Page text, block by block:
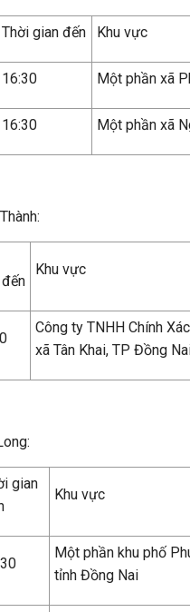
Thời gian đến Khu vực
16:30 Một phần xã
16:30 Một phần xã
Khu vực
Công ty TNHH Chính
xã Tân Khai, TP Đồng
gian
Khu vực
Một phần khu phố
tỉnh Đồng Nai